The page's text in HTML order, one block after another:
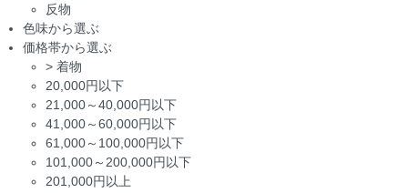
反物
色味から選ぶ
価格帯から選ぶ
> 着物
20,000円以下
21,000～40,000円以下
41,000～60,000円以下
61,000～100,000円以下
101,000～200,000円以下
201,000円以上